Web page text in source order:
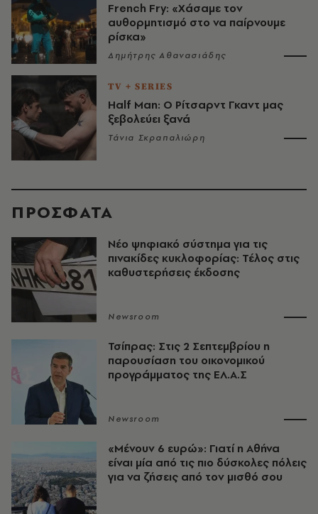
French Fry: «Χάσαμε τον
αυθορμητισμό στο να παίρνουμε
ρίσκα»
Δημήτρης Αθανασιάδης
TV + SERIES
Half Man: Ο Ρίτσαρντ Γκαντ μας
ξεβολεύει ξανά
Τάνια Σκραπαλιώρη
ΠΡΟΣΦΑΤΑ
Νέο ψηφιακό σύστημα για τις
πινακίδες κυκλοφορίας: Τέλος στις
καθυστερήσεις έκδοσης
Newsroom
Τσίπρας: Στις 2 Σεπτεμβρίου η
παρουσίαση του οικονομικού
προγράμματος της ΕΛ.Α.Σ
Newsroom
«Μένουν 6 ευρώ»: Γιατί η Αθήνα
είναι μία από τις πιο δύσκολες πόλεις
για να ζήσεις από τον μισθό σου